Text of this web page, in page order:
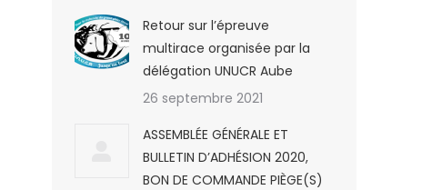
Retour sur l’épreuve
multirace organisée par la
délégation UNUCR Aube
26 septembre 2021
ASSEMBLÉE GÉNÉRALE ET
BULLETIN D’ADHÉSION 2020,
BON DE COMMANDE PIÈGE(S)